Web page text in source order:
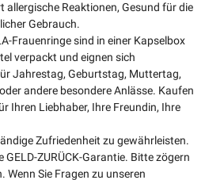
allergische Reaktionen, Gesund für die
Gebrauch.
Frauenringe sind in einer Kapselbox
verpackt und eignen sich
Jahrestag, Geburtstag, Muttertag,
andere besondere Anlässe. Kaufen
Ihren Liebhaber, Ihre Freundin, Ihre
Zufriedenheit zu gewährleisten.
GELD-ZURÜCK-Garantie. Bitte zögern
Wenn Sie Fragen zu unseren